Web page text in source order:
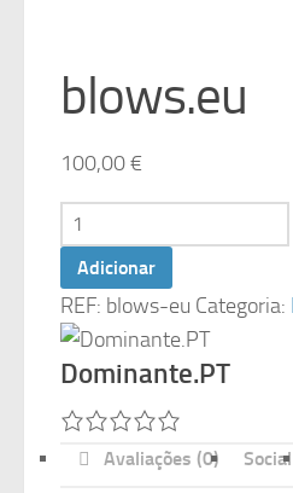
blows.eu
100,00€
Quantidade
de
blows.eu
Adicionar
REF: blows-eu Categoria:
Dominante.PT
Avaliações (0) Social